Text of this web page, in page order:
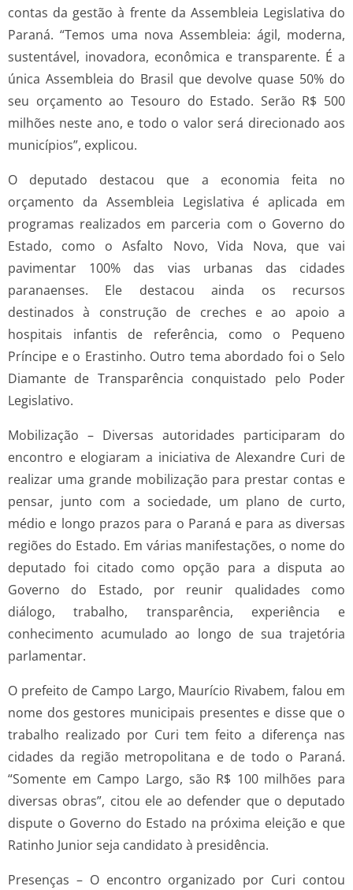
contas da gestão à frente da Assembleia Legislativa do
Paraná. “Temos uma nova Assembleia: ágil, moderna,
sustentável, inovadora, econômica e transparente. É a
única Assembleia do Brasil que devolve quase 50% do
seu orçamento ao Tesouro do Estado. Serão R$ 500
milhões neste ano, e todo o valor será direcionado aos
municípios”, explicou.
O deputado destacou que a economia feita no
orçamento da Assembleia Legislativa é aplicada em
programas realizados em parceria com o Governo do
Estado, como o Asfalto Novo, Vida Nova, que vai
pavimentar 100% das vias urbanas das cidades
paranaenses. Ele destacou ainda os recursos
destinados à construção de creches e ao apoio a
hospitais infantis de referência, como o Pequeno
Príncipe e o Erastinho. Outro tema abordado foi o Selo
Diamante de Transparência conquistado pelo Poder
Legislativo.
Mobilização – Diversas autoridades participaram do
encontro e elogiaram a iniciativa de Alexandre Curi de
realizar uma grande mobilização para prestar contas e
pensar, junto com a sociedade, um plano de curto,
médio e longo prazos para o Paraná e para as diversas
regiões do Estado. Em várias manifestações, o nome do
deputado foi citado como opção para a disputa ao
Governo do Estado, por reunir qualidades como
diálogo, trabalho, transparência, experiência e
conhecimento acumulado ao longo de sua trajetória
parlamentar.
O prefeito de Campo Largo, Maurício Rivabem, falou em
nome dos gestores municipais presentes e disse que o
trabalho realizado por Curi tem feito a diferença nas
cidades da região metropolitana e de todo o Paraná.
“Somente em Campo Largo, são R$ 100 milhões para
diversas obras”, citou ele ao defender que o deputado
dispute o Governo do Estado na próxima eleição e que
Ratinho Junior seja candidato à presidência.
Presenças – O encontro organizado por Curi contou